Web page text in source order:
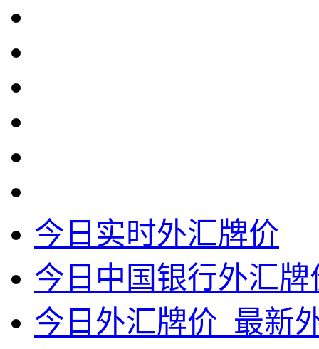
今日实时外汇牌价
今日中国银行外汇牌
今日外汇牌价_最新